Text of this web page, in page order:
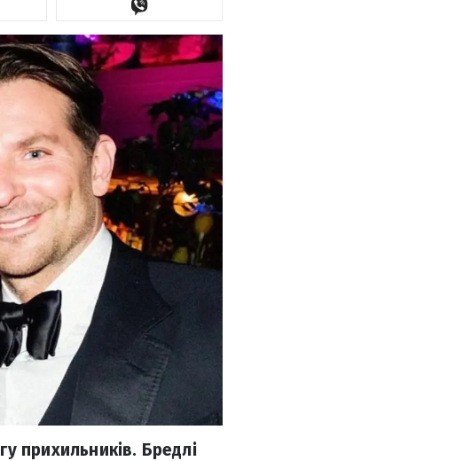
прихильників. Бредлі